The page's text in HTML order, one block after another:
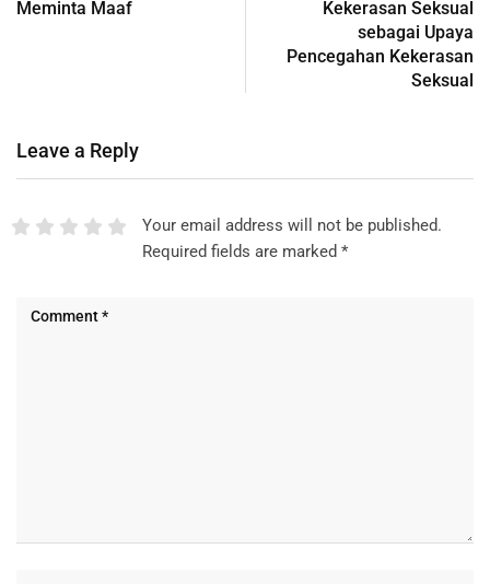
Meminta Maaf
Kekerasan Seksual
sebagai Upaya
Pencegahan Kekerasan
Seksual
Leave a Reply
Your email address will not be published.
Required fields are marked *